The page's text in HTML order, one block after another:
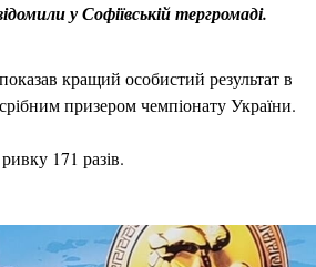
у Софіївській тергромаді.
кращий особистий результат в
призером чемпіонату України.
171 разів.